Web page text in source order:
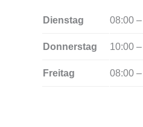
Dienstag 08:00
Donnerstag 10:00
Freitag 08:00